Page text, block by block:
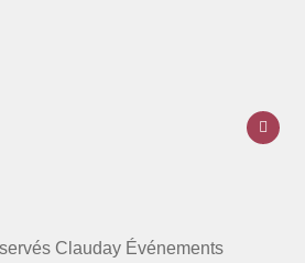
Clauday Événements